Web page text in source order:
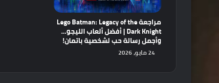
مراجعة Lego Batman: Legacy of the
Dark Knight | أفضل ألعاب الليجو…
وأجمل رسالة حب لشخصية باتمان!
24 مايو، 2026